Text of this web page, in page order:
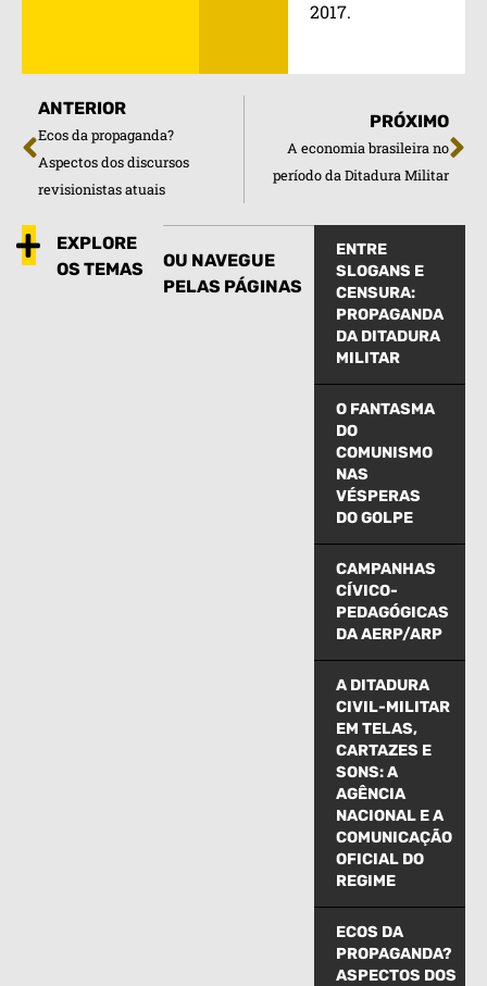
EXPLORE
OS TEMAS
OU NAVEGUE
PELAS PÁGINAS
ENTRE
SLOGANS E
CENSURA:
PROPAGANDA
DA DITADURA
MILITAR
O FANTASMA
DO
COMUNISMO
NAS
VÉSPERAS
DO GOLPE
CAMPANHAS
CÍVICO-
PEDAGÓGICAS
DA AERP/ARP
A DITADURA
CIVIL-MILITAR
EM TELAS,
CARTAZES E
SONS: A
AGÊNCIA
NACIONAL E A
COMUNICAÇÃO
OFICIAL DO
REGIME
ECOS DA
PROPAGANDA?
ASPECTOS DOS
2017.
ANTERIOR
Ecos da propaganda?
Aspectos dos discursos
revisionistas atuais
PRÓXIMO
A economia brasileira no
período da Ditadura Militar